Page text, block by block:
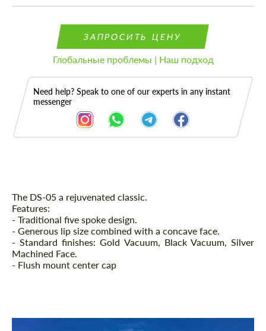
ЗАПРОСИТЬ ЦЕНУ
Глобальные проблемы | Наш подход
Need help? Speak to one of our experts in any instant
messenger
Описание
The DS-05 a rejuvenated classic.
Features:
- Traditional five spoke design.
- Generous lip size combined with a concave face.
- Standard finishes: Gold Vacuum, Black Vacuum, Silver
Machined Face.
- Flush mount center cap